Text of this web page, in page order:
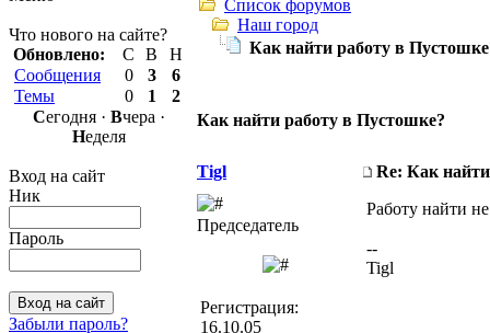
Что нового на сайте?
Обновлено:
С В
Н
Сообщения
0 3
6
Темы
0 1
2
Сегодня · Вчера ·
Неделя
Вход на сайт
Ник
Пароль
Забыли пароль?
Список форумов
Наш город
Как найти работу в
Как найти работу в Пустошке?
Tigl Re: Как
Председатель
Регистрация:
16.10.05
Работу найти
--
Tigl